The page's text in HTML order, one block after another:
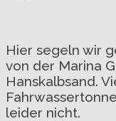
Hier segeln wir
von der Marina
Hanskalbsand.
leider nicht.